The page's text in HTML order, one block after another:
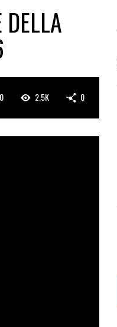
0 2.5K 0